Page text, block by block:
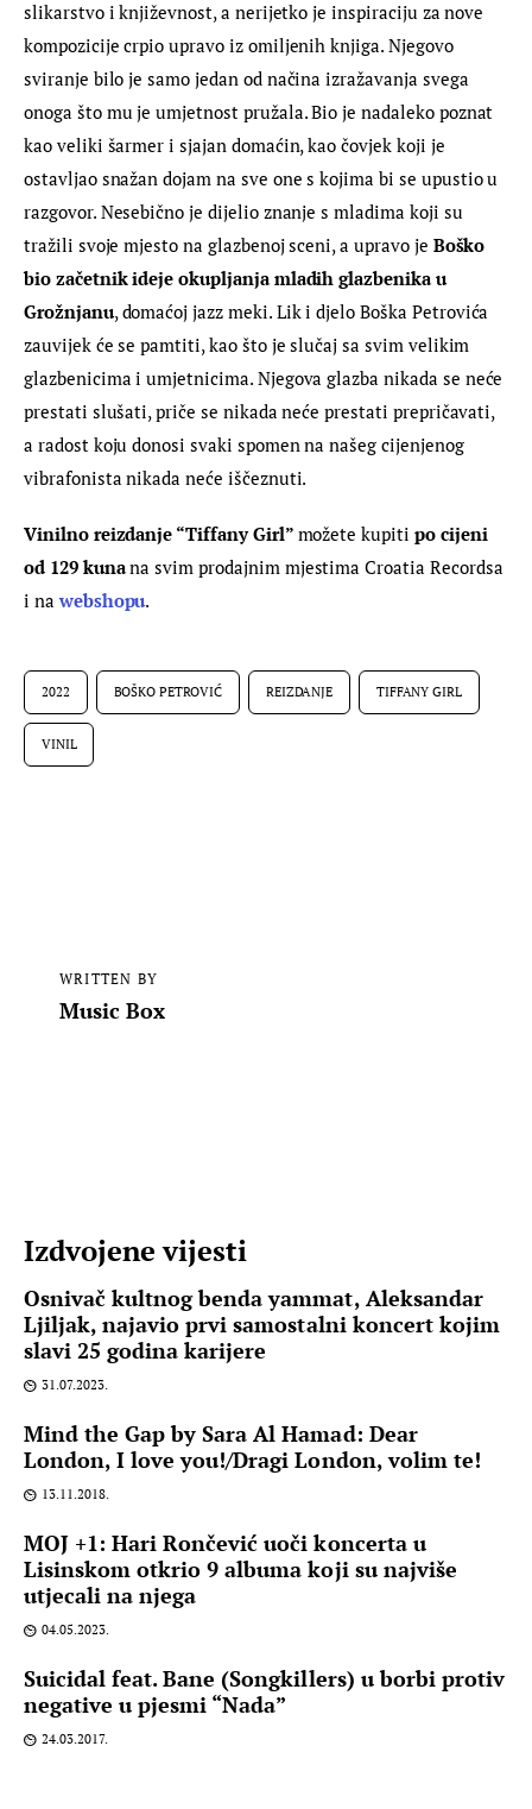
slikarstvo i književnost, a nerijetko je inspiraciju za nove
kompozicije crpio upravo iz omiljenih knjiga. Njegovo
sviranje bilo je samo jedan od načina izražavanja svega
onoga što mu je umjetnost pružala. Bio je nadaleko poznat
kao veliki šarmer i sjajan domaćin, kao čovjek koji je
ostavljao snažan dojam na sve one s kojima bi se upustio u
razgovor. Nesebično je dijelio znanje s mladima koji su
tražili svoje mjesto na glazbenoj sceni, a upravo je Boško
bio začetnik ideje okupljanja mladih glazbenika u
Grožnjanu, domaćoj jazz meki. Lik i djelo Boška Petrovića
zauvijek će se pamtiti, kao što je slučaj sa svim velikim
glazbenicima i umjetnicima. Njegova glazba nikada se neće
prestati slušati, priče se nikada neće prestati prepričavati,
a radost koju donosi svaki spomen na našeg cijenjenog
vibrafonista nikada neće iščeznuti.
Vinilno reizdanje “Tiffany Girl” možete kupiti po cijeni
od 129 kuna na svim prodajnim mjestima Croatia Recordsa
i na webshopu.
2022 BOŠKO PETROVIĆ REIZDANJE TIFFANY GIRL
VINIL
WRITTEN BY
Music Box
Izdvojene vijesti
Osnivač kultnog benda yammat, Aleksandar
Ljiljak, najavio prvi samostalni koncert kojim
slavi 25 godina karijere
31.07.2023.
Mind the Gap by Sara Al Hamad: Dear
London, I love you!/Dragi London, volim te!
13.11.2018.
MOJ +1: Hari Rončević uoči koncerta u
Lisinskom otkrio 9 albuma koji su najviše
utjecali na njega
04.05.2023.
Suicidal feat. Bane (Songkillers) u borbi protiv
negative u pjesmi “Nada”
24.03.2017.